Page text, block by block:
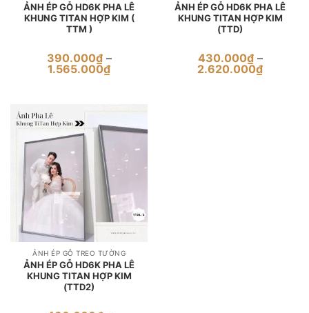
ẢNH ÉP GỖ HD6K PHA LÊ
KHUNG TITAN HỢP KIM (
TTM )
390.000₫ –
1.565.000₫Khoảng
390.000₫
1.565.000₫
ẢNH ÉP GỖ HD6K PHA LÊ
KHUNG TITAN HỢP KIM
(TTD)
430.000₫ –
2.620.000₫Khoảng
ẢNH ÉP GỖ TREO TƯỜNG
ẢNH ÉP GỖ HD6K PHA LÊ
KHUNG TITAN HỢP KIM
(TTD2)